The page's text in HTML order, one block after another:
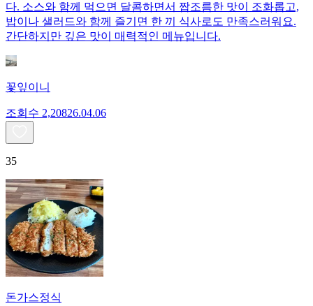
다. 소스와 함께 먹으면 달콤하면서 짭조름한 맛이 조화롭고,
밥이나 샐러드와 함께 즐기면 한 끼 식사로도 만족스러워요.
간단하지만 깊은 맛이 매력적인 메뉴입니다.
꽃잎이니
조회수 2,20826.04.06
35
돈가스정식